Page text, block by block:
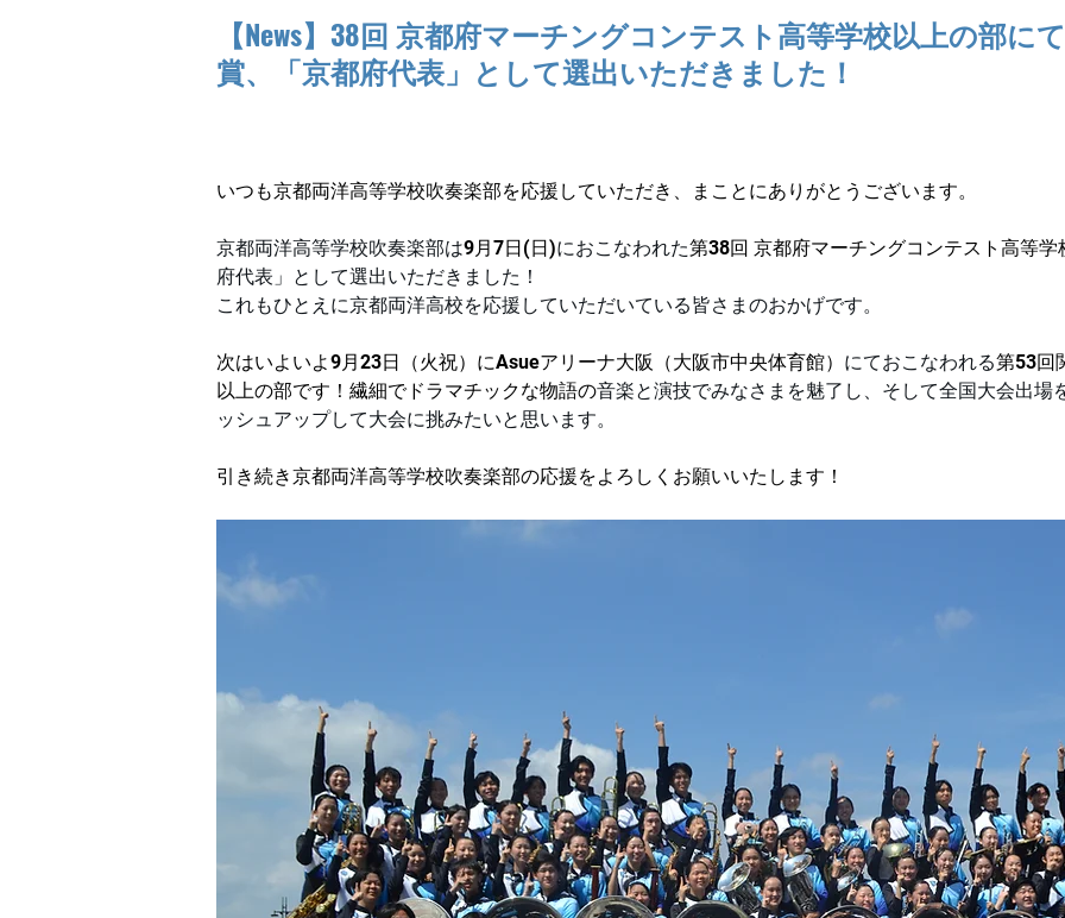
【News】38回 京都府マーチングコンテスト高等学校以上の部に
賞、「京都府代表」として選出いただきました！
いつも京都両洋高等学校吹奏楽部を応援していただき、まことにありがとうございます。
京都両洋高等学校吹奏楽部は9月7日(日)におこなわれた第38回 京都府マーチングコンテスト高等学
府代表」として選出いただきました！
これもひとえに京都両洋高校を応援していただいている皆さまのおかげです。
次はいよいよ9月23日（火祝）にAsueアリーナ大阪（大阪市中央体育館） にておこなわれる第53回
以上の部です！繊細でドラマチックな物語の音楽と演技でみなさまを魅了し、そして全国大会出場
ッシュアップして大会に挑みたいと思います。
引き続き京都両洋高等学校吹奏楽部の応援をよろしくお願いいたします！